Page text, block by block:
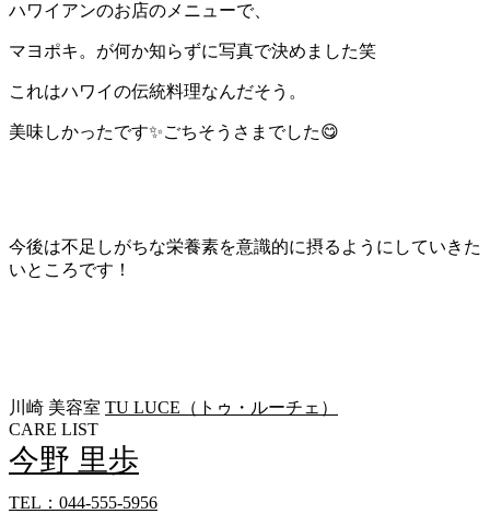
ハワイアンのお店のメニューで、
マヨポキ。が何か知らずに写真で決めました笑
これはハワイの伝統料理なんだそう。
美味しかったです✨ごちそうさまでした😋
今後は不足しがちな栄養素を意識的に摂るようにしていきた
いところです！
川崎 美容室 TU LUCE（トゥ・ルーチェ）
CARE LIST
今野 里歩
TEL：044-555-5956